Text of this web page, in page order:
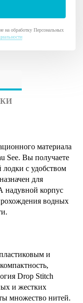
на обработку Персональных
материала
See. Вы получаете
лодки с удобством
для
надувной корпус
водных
и
Drop Stitch
и жестких
множество нитей.